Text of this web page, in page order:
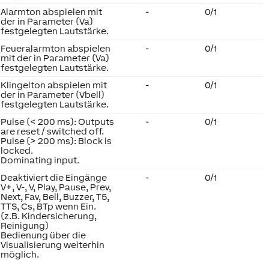
Alarmton abspielen mit
der in Parameter (Va)
festgelegten Lautstärke.
- 0/1
Feueralarmton abspielen
mit der in Parameter (Va)
festgelegten Lautstärke.
- 0/1
Klingelton abspielen mit
der in Parameter (Vbell)
festgelegten Lautstärke.
- 0/1
Pulse (< 200 ms): Outputs
are reset / switched off.
Pulse (> 200 ms): Block is
locked.
Dominating input.
- 0/1
Deaktiviert die Eingänge
V+, V-, V, Play, Pause, Prev,
Next, Fav, Bell, Buzzer, T5,
TTS, Cs, BTp wenn Ein.
(z.B. Kindersicherung,
Reinigung)
Bedienung über die
Visualisierung weiterhin
möglich.
- 0/1